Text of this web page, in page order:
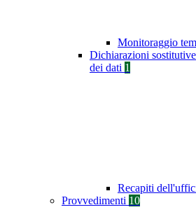
Monitoraggio
Dichiarazioni
dei dati 1
Recapiti
Provvedimenti 10